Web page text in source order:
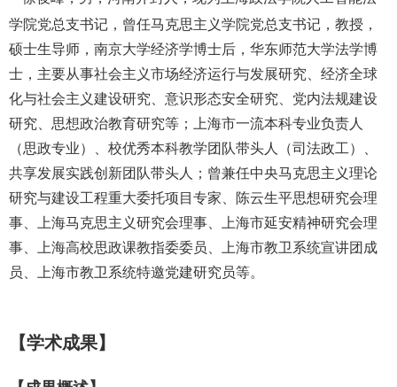
学院党总支书记，曾任马克思主义学院党总支书记，教授，
硕士生导师，南京大学经济学博士后，华东师范大学法学博
士，主要从事社会主义市场经济运行与发展研究、经济全球
化与社会主义建设研究、意识形态安全研究、党内法规建设
研究、思想政治教育研究等；上海市一流本科专业负责人
（思政专业）、校优秀本科教学团队带头人（司法政工）、
共享发展实践创新团队带头人；曾兼任中央马克思主义理论
研究与建设工程重大委托项目专家、陈云生平思想研究会理
事、上海马克思主义研究会理事、上海市延安精神研究会理
事、上海高校思政课教指委委员、上海市教卫系统宣讲团成
员、上海市教卫系统特邀党建研究员等。
【学术成果】